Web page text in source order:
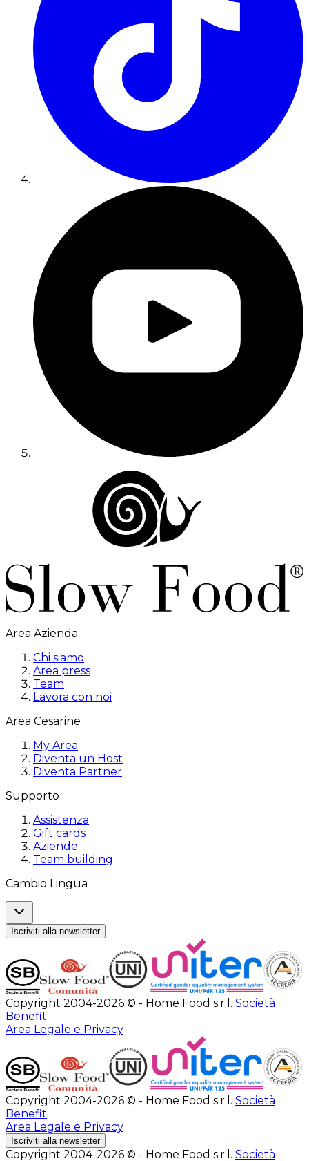
Area Azienda
Chi siamo
Area press
Team
Lavora con noi
Area Cesarine
My Area
Diventa un Host
Diventa Partner
Supporto
Assistenza
Gift cards
Aziende
Team building
Cambio Lingua
Iscriviti alla newsletter
Copyright 2004-2026 © - Home Food s.r.l. Società
Benefit
Area Legale e Privacy
Copyright 2004-2026 © - Home Food s.r.l. Società
Benefit
Area Legale e Privacy
Iscriviti alla newsletter
Copyright 2004-2026 © - Home Food s.r.l. Società